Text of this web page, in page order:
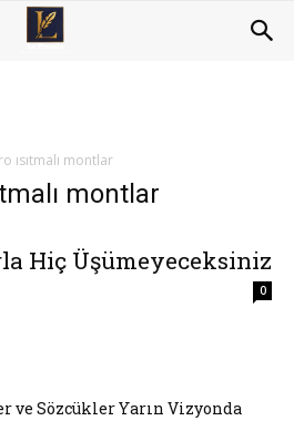
ısıtmalı montlar
montlar
Hiç Üşümeyeceksiniz
0
ve Sözcükler Yarın Vizyonda